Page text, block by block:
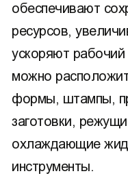
обеспечивают
ресурсов,
ускоряют
можно
формы, штампы,
заготовки,
охлаждающие
инструменты.